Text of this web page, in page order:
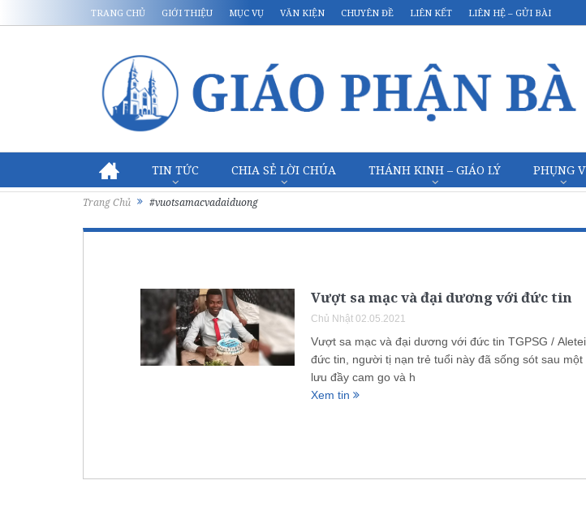
TRANG CHỦ GIỚI THIỆU MỤC VỤ VĂN KIỆN CHUYÊN ĐỀ LIÊN KẾT LIÊN HỆ – GỬI BÀI
TIN TỨC CHIA SẺ LỜI CHÚA THÁNH KINH – GIÁO LÝ PHỤNG
Trang Chủ #vuotsamacvadaiduong
Vượt sa mạc và đại dương với đức tin
Chủ Nhật 02.05.2021
Vượt sa mạc và đại dương với đức tin TGPSG /
đức tin, người tị nạn trẻ tuổi này đã sống sót sau một
lưu đầy cam go và h
Xem tin